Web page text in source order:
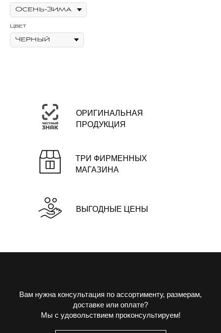
Цвет
ОРИГИНАЛЬНАЯ
ПРОДУКЦИЯ
ТРИ ФИРМЕННЫХ
МАГАЗИНА
ВЫГОДНЫЕ ЦЕНЫ
Вам нужна консультация по ассортименту, размерам,
доставке или оплате?
Мы с удовольствием проконсультируем!